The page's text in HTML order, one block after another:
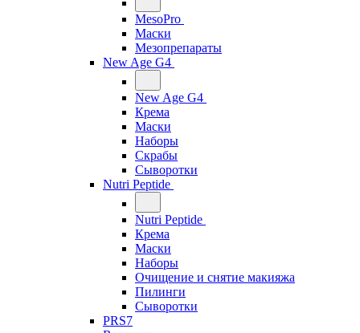
MesoPro
Маски
Мезопрепараты
New Age G4
New Age G4
Крема
Маски
Наборы
Скрабы
Сыворотки
Nutri Peptide
Nutri Peptide
Крема
Маски
Наборы
Очищение и снятие макияжа
Пилинги
Сыворотки
PRS7